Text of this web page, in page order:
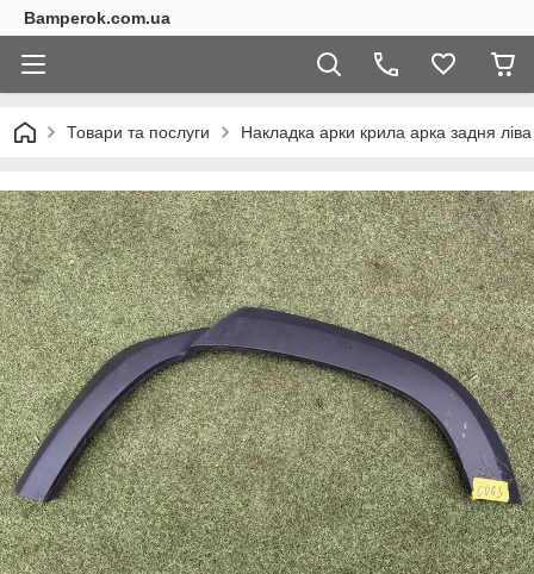
Bamperok.com.ua
Товари та послуги Накладка арки крила арка задня